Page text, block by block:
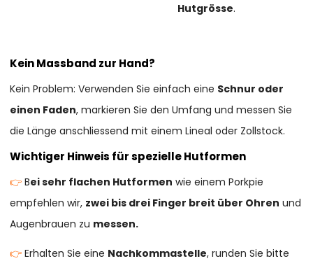
Hutgrösse.
Kein Massband zur Hand?
Kein Problem: Verwenden Sie einfach eine Schnur oder
einen Faden, markieren Sie den Umfang und messen Sie
die Länge anschliessend mit einem Lineal oder Zollstock.
Wichtiger Hinweis für spezielle Hutformen
👉Bei sehr flachen Hutformen wie einem Porkpie
empfehlen wir, zwei bis drei Finger breit über Ohren und
Augenbrauen zu messen.
👉Erhalten Sie eine Nachkommastelle, runden Sie bitte